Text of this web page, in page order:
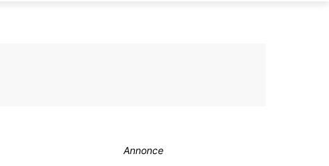
Annonce